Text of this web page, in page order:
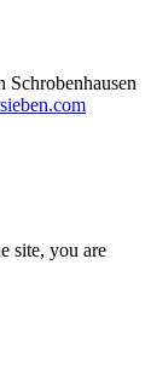
site, you are